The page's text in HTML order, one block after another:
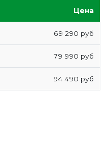
Цена
69 290 руб
79 990 руб
94 490 руб